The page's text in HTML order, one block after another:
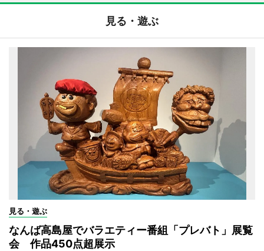
見る・遊ぶ
見る・遊ぶ
なんば高島屋でバラエティー番組「プレバト」展覧
会 作品450点超展示